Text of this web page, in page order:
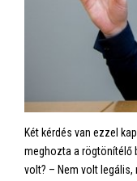
Két kérdés van ezzel
meghozta a rögtönítélő
volt? – Nem volt legális,